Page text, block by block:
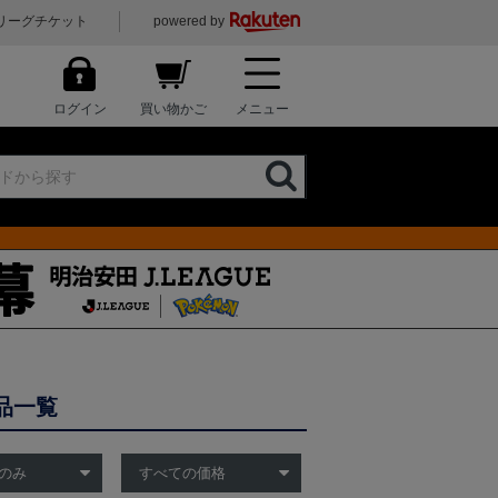
ーグチケット powered by
ログイン 買い物かご メニュー
一覧